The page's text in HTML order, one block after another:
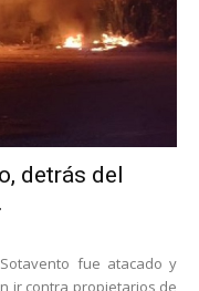
detrás del
fue atacado y
ir contra propietarios de